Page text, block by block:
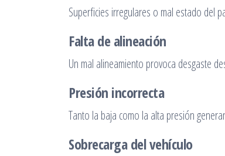
Superficies irregulares o mal estado del
Falta de alineación
Un mal alineamiento provoca desgaste
Presión incorrecta
Tanto la baja como la alta presión
Sobrecarga del vehículo